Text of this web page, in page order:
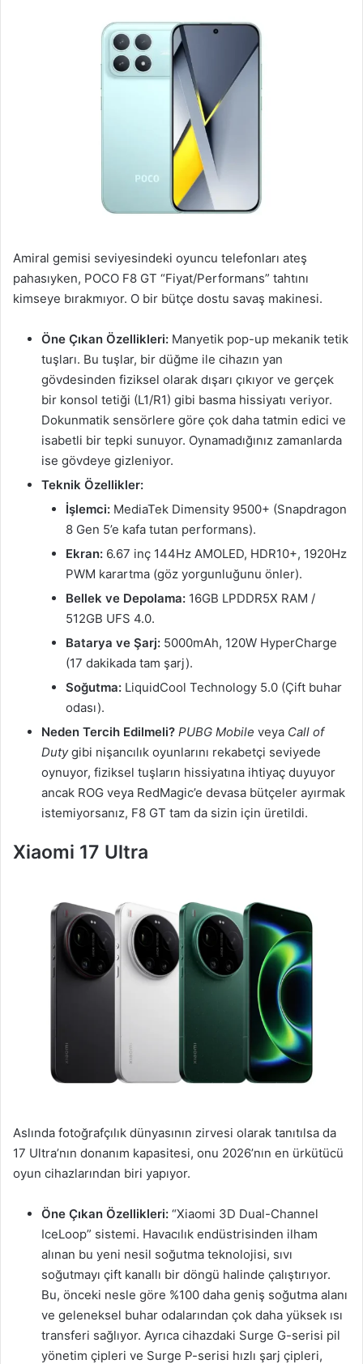
Amiral gemisi seviyesindeki oyuncu telefonları ateş
pahasıyken, POCO F8 GT “Fiyat/Performans” tahtını
kimseye bırakmıyor. O bir bütçe dostu savaş makinesi.
Öne Çıkan Özellikleri: Manyetik pop-up mekanik tetik
tuşları. Bu tuşlar, bir düğme ile cihazın yan
gövdesinden fiziksel olarak dışarı çıkıyor ve gerçek
bir konsol tetiği (L1/R1) gibi basma hissiyatı veriyor.
Dokunmatik sensörlere göre çok daha tatmin edici ve
isabetli bir tepki sunuyor. Oynamadığınız zamanlarda
ise gövdeye gizleniyor.
Teknik Özellikler:
İşlemci: MediaTek Dimensity 9500+ (Snapdragon
8 Gen 5’e kafa tutan performans).
Ekran: 6.67 inç 144Hz AMOLED, HDR10+, 1920Hz
PWM karartma (göz yorgunluğunu önler).
Bellek ve Depolama: 16GB LPDDR5X RAM /
512GB UFS 4.0.
Batarya ve Şarj: 5000mAh, 120W HyperCharge
(17 dakikada tam şarj).
Soğutma: LiquidCool Technology 5.0 (Çift buhar
odası).
Neden Tercih Edilmeli? PUBG Mobile veya Call of
Dutygibi nişancılık oyunlarını rekabetçi seviyede
oynuyor, fiziksel tuşların hissiyatına ihtiyaç duyuyor
ancak ROG veya RedMagic’e devasa bütçeler ayırmak
istemiyorsanız, F8 GT tam da sizin için üretildi.
Xiaomi 17 Ultra
Aslında fotoğrafçılık dünyasının zirvesi olarak tanıtılsa da
17 Ultra’nın donanım kapasitesi, onu 2026’nın en ürkütücü
oyun cihazlarından biri yapıyor.
Öne Çıkan Özellikleri: “Xiaomi 3D Dual-Channel
IceLoop” sistemi. Havacılık endüstrisinden ilham
alınan bu yeni nesil soğutma teknolojisi, sıvı
soğutmayı çift kanallı bir döngü halinde çalıştırıyor.
Bu, önceki nesle göre %100 daha geniş soğutma alanı
ve geleneksel buhar odalarından çok daha yüksek ısı
transferi sağlıyor. Ayrıca cihazdaki Surge G-serisi pil
yönetim çipleri ve Surge P-serisi hızlı şarj çipleri,